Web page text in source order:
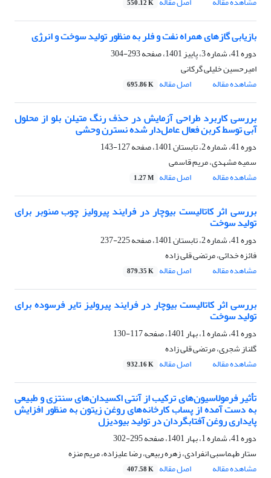
550.12 K
بازیابی گازهای همراه نفت و فلر به منظور تولید سوخت و انرژی
دوره 41، شماره 3، پاییز 1401، صفحه
293-304
امیرحسین خلیلی گرکانی
مشاهده مقاله
اصل مقاله 695.86 K
بررسی کاربرد طراحی آزمایش در حذف رنگ متیلن بلو از محلول
آبی توسط کربن فعال عامل‌دار شده نسترن وحشی
دوره 41، شماره 2، تابستان 1401، صفحه
127-143
سمیه مشهدی، مریم قاسمی
مشاهده مقاله
اصل مقاله 1.27 M
بررسی اثر کاتالیست بیوچار در فرایند پیرولیز چوب صنوبر برای
تولید سوخت
دوره 41، شماره 2، تابستان 1401، صفحه
225-237
فائزه خدائی، مرتضی قلی زاده
مشاهده مقاله
اصل مقاله 879.35 K
بررسی اثر کاتالیست بیوچار در فرایند پیرولیز تایر فرسوده برای
تولید سوخت
دوره 41، شماره 1، بهار 1401، صفحه
117-130
گلناز شجری، مرتضی قلی زاده
مشاهده مقاله
اصل مقاله 932.16 K
تأثیر فرمولاسیون‌های ترکیب از آنتی اکسیدان‌های سنتزی و طبیعی
به دست آمده از پساب کارخانه‌های روغن زیتون به منظور افزایش
پایداری روغن آفتابگردان در تولید بیودیزل
دوره 41، شماره 1، بهار 1401، صفحه
295-302
ستار طهماسبی انفرادی، زهره ربیعی، رضا علیزاده، مریم منزه
مشاهده مقاله
اصل مقاله 407.58 K